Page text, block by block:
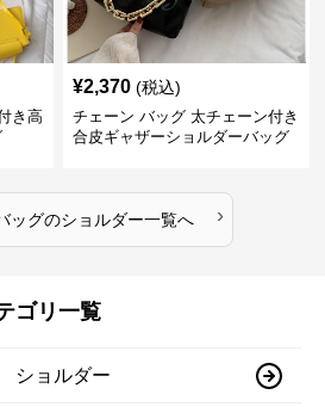
き高
¥2,370 (税込)
チェーン バッグ 太チェーン付き
合皮ギャザーショルダーバッグ
ッグのショルダー一覧へ ›
ゴリ一覧
ショルダー